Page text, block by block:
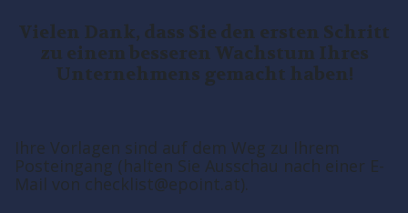
Vielen Dank, dass Sie den ersten Schritt
zu einem besseren Wachstum Ihres
Unternehmens gemacht haben!
Ihre Vorlagen sind auf dem Weg zu Ihrem
Posteingang (halten Sie Ausschau nach einer E-
Mail von checklist@epoint.at).